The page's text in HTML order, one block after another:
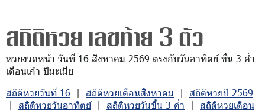
สถิติหวย เลขท้าย 3 ตัว
หวยงวดหน้า วันที่ 16 สิงหาคม 2569 ตรงกับวันอาทิตย์ ขึ้น 3 ค่ำ
เดือนเก้า ปีมะเมีย
สถิติหวยวันที่ 16 | สถิติหวยเดือนสิงหาคม | สถิติหวยปี 2569
| สถิติหวยวันอาทิตย์| สถิติหวยวันขึ้น 3 ค่ำ | สถิติหวยเดือน